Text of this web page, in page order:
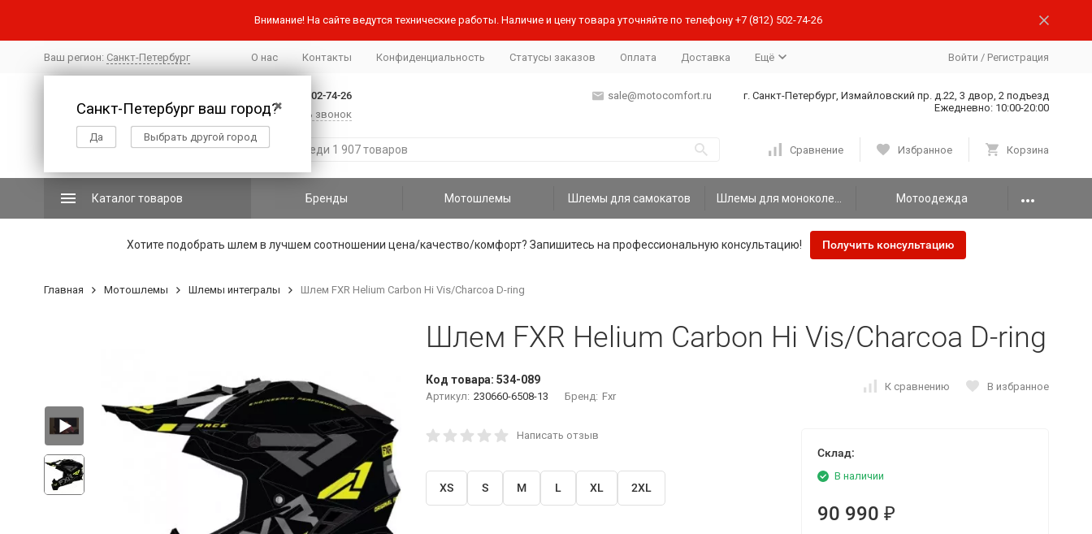
Внимание! На сайте ведутся технические работы. Наличие и цену товара уточняйте по телефону +7 (812) 502-74-26
Ваш регион: Санкт-Петербург
✖
Санкт-Петербург ваш город?
Да Выбрать другой город
О нас Контакты Конфиденциальность Статусы заказов Оплата Доставка Ещё Войти / Регистрация
+7 (812) 502-74-26
Заказать звонок
sale@motocomfort.ru
г. Санкт-Петербург, Измайловский пр. д.22, 3 двор, 2 подъезд
Ежедневно: 10:00-20:00
Сравнение Избранное Корзина
Каталог товаров Бренды Мотошлемы Шлемы для самокатов Мотоодежда
Хотите подобрать шлем в лучшем соотношении цена/качество/комфорт? Запишитесь на профессиональную консультацию! Получить консультацию
Главная Мотошлемы Шлемы интегралы Шлем FXR Helium Carbon Hi Vis/Charcoa D-ring
Шлем FXR Helium Carbon Hi Vis/Charcoa D-ring
Код товара: 534-089
Артикул: 230660-6508-13 Бренд: Fxr
К сравнению В избранное
Написать отзыв
XS S M L XL 2XL
Склад:
В наличии
90 990 ₽